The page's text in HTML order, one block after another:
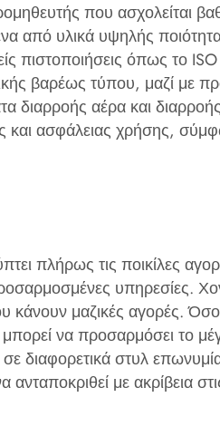
που ασχολείται
από υλικά υψηλής
πιστοποιήσεις όπως το
βαρέως τύπου, μαζί με
διαρροής αέρα και
και ασφάλειας χρήσης,
πλήρως τις ποικίλες
υπηρεσίες.
μαζικές αγορές.
να προσαρμόσει το
στυλ
με ακρίβεια